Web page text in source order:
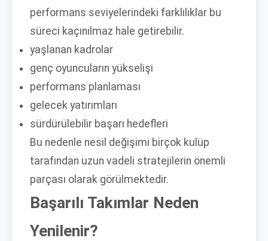
performans seviyelerindeki farklılıklar bu
süreci kaçınılmaz hale getirebilir.
yaşlanan kadrolar
genç oyuncuların yükselişi
performans planlaması
gelecek yatırımları
sürdürülebilir başarı hedefleri
Bu nedenle nesil değişimi birçok kulüp
tarafından uzun vadeli stratejilerin önemli
parçası olarak görülmektedir.
Başarılı Takımlar Neden
Yenilenir?